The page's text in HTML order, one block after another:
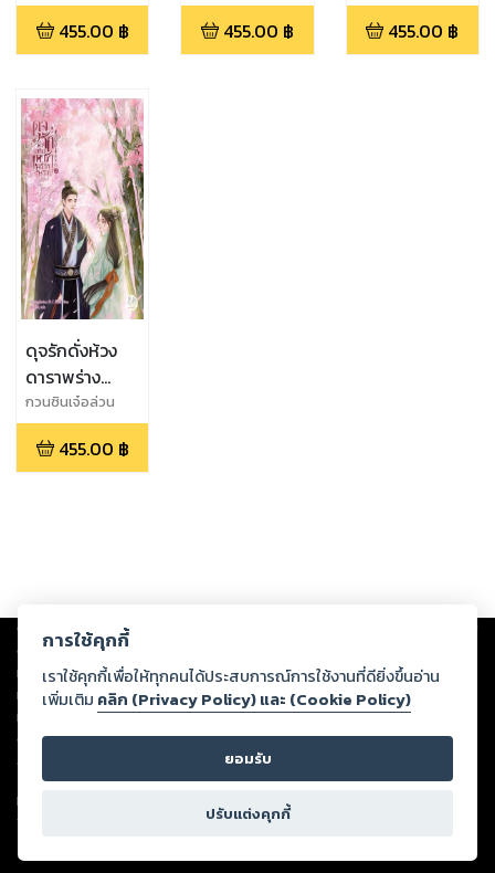
455.00 ฿ 455.00 ฿ 455.00 ฿
ดุจรักดั่งห้วง
ดาราพร่าง
พราย เล่ม 3
กวนซินเจ๋อล่วน
455.00 ฿
Copyright © 2026
ต่อผลงานหรือเนื้อหาใดที่อัปโหลดผ่านเว็บไซต์และปรากฏว่าละเมิดสิทธิใน
ทรัพย์สินทางปัญญาของบุคคลอื่นหรือขัดต่อกฎหมายและศีลธรรม ดังนั้น ผู้อ่าน
ทุกท่านโปรดใช้วิจารณญาณในการกลั่นกรองด้วยตนเอง และหากท่านพบว่าส่วน
หนึ่งส่วนใดขัดต่อกฎหมายและศีลธรรม กรุณาแจ้งมายังบริษัท เพื่อทีมงานจะได้
ดำเนินการในทันที ทั้งนี้ ทางสตอรี่ล็อกขอสงวนลิขสิทธิ์ตามพระราชบัญญัติ
ลิขสิทธิ์ พ.ศ. 2537 (ฉบับล่าสุด)
For support: member@ookbee.com
Version
การใช้คุกกี้
เราใช้คุกกี้เพื่อให้ทุกคนได้ประสบการณ์การใช้งานที่ดียิ่งขึ้นอ่าน
เพิ่มเติม คลิก (Privacy Policy) และ (Cookie Policy)
ยอมรับ
ปรับแต่งคุกกี้